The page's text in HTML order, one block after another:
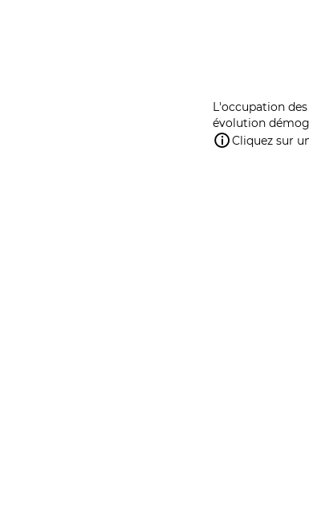
L'occupation
évolution
Cliquez sur